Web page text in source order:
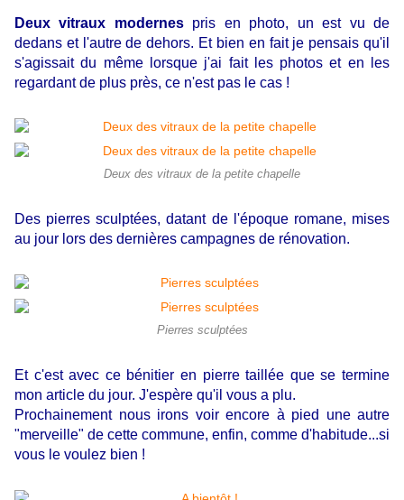
Deux vitraux modernespris en photo, un est vu de
dedans et l'autre de dehors. Et bien en fait je pensais qu'il
s'agissait du même lorsque j'ai fait les photos et en les
regardant de plus près, ce n'est pas le cas !
Deux des vitraux de la petite chapelle
Des pierres sculptées, datant de l'époque romane, mises
au jour lors des dernières campagnes de rénovation.
Pierres sculptées
Et c'est avec ce bénitier en pierre taillée que se termine
mon article du jour. J'espère qu'il vous a plu.
Prochainement nous irons voir encore à pied une autre
"merveille" de cette commune, enfin, comme d'habitude...si
vous le voulez bien !